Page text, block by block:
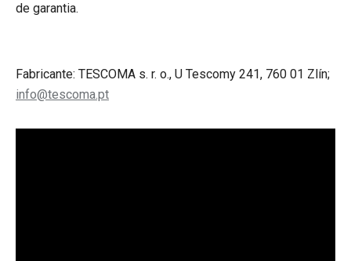
de garantia.
Fabricante: TESCOMA s. r. o., U Tescomy 241, 760 01 Zlín;
info@tescoma.pt